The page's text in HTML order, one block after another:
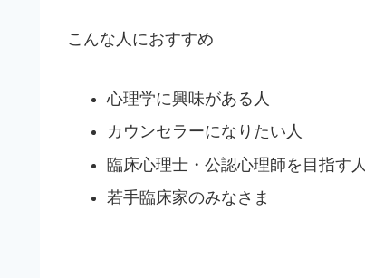
こんな人におすすめ
心理学に興味がある人
カウンセラーになりたい人
臨床心理士・公認心理師を目指す人
若手臨床家のみなさま